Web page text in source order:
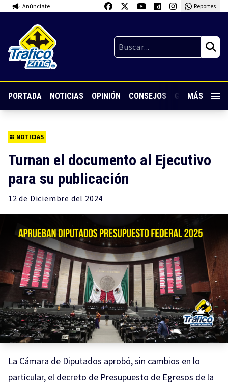
Anúnciate Reportes
PORTADA NOTICIAS OPINIÓN CONSEJOS GUARDIA
MÁS
NOTICIAS
Turnan el documento al Ejecutivo
para su publicación
12 de Diciembre del 2024
La Cámara de Diputados aprobó, sin cambios en lo
particular, el decreto de Presupuesto de Egresos de la